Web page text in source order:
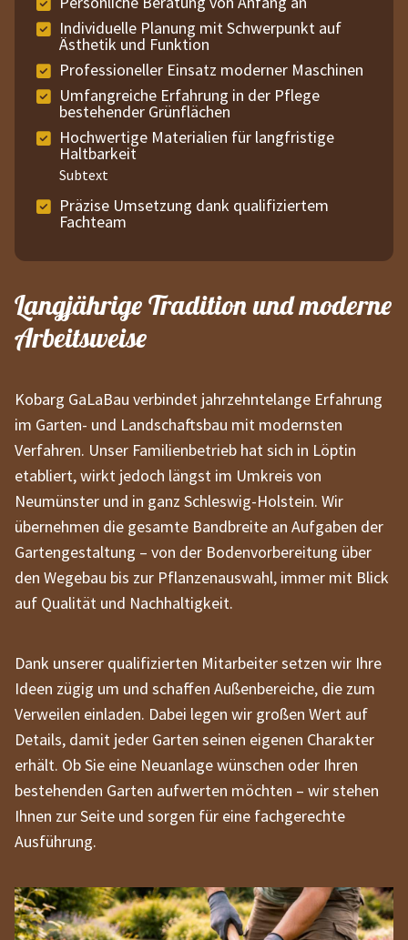
Individuelle Planung mit Schwerpunkt auf
Ästhetik und Funktion
Professioneller Einsatz moderner Maschinen
Umfangreiche Erfahrung in der Pflege
bestehender Grünflächen
Hochwertige Materialien für langfristige
Haltbarkeit
Subtext
Präzise Umsetzung dank qualifiziertem
Fachteam
Langjährige Tradition und moderne
Arbeitsweise
Kobarg GaLaBau verbindet jahrzehntelange Erfahrung
im Garten- und Landschaftsbau mit modernsten
Verfahren. Unser Familienbetrieb hat sich in Löptin
etabliert, wirkt jedoch längst im Umkreis von
Neumünster und in ganz Schleswig-Holstein. Wir
übernehmen die gesamte Bandbreite an Aufgaben der
Gartengestaltung – von der Bodenvorbereitung über
den Wegebau bis zur Pflanzenauswahl, immer mit Blick
auf Qualität und Nachhaltigkeit.
Dank unserer qualifizierten Mitarbeiter setzen wir Ihre
Ideen zügig um und schaffen Außenbereiche, die zum
Verweilen einladen. Dabei legen wir großen Wert auf
Details, damit jeder Garten seinen eigenen Charakter
erhält. Ob Sie eine Neuanlage wünschen oder Ihren
bestehenden Garten aufwerten möchten – wir stehen
Ihnen zur Seite und sorgen für eine fachgerechte
Ausführung.